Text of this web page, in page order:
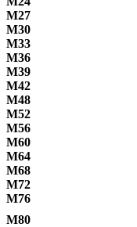
М27
М30
М33
М36
М39
М42
М48
М52
М56
М60
М64
М68
М72
М76
М80